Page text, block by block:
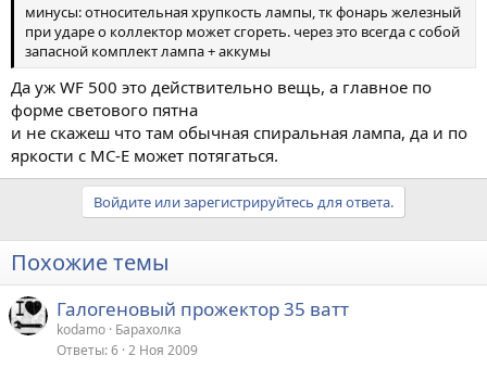
минусы: относительная хрупкость лампы, тк фонарь железный
при ударе о коллектор может сгореть. через это всегда с собой
запасной комплект лампа + аккумы
Да уж WF 500 это действительно вещь, а главное по
форме светового пятна
и не скажеш что там обычная спиральная лампа, да и по
яркости с MC-E может потягаться.
Войдите или зарегистрируйтесь для ответа.
Похожие темы
Галогеновый прожектор 35 ватт
kodamo Барахолка
Ответы 6 2 Ноя 2009